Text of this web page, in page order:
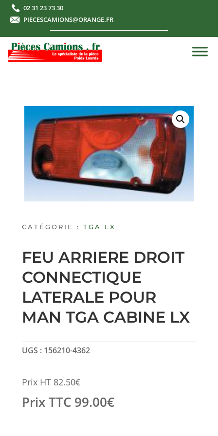
02 31 23 73 30
PIECESCAMIONS@ORANGE.FR
CATÉGORIE : TGA LX
FEU ARRIERE DROIT
CONNECTIQUE
LATERALE POUR
MAN TGA CABINE LX
UGS : 156210-4362
Prix HT 82.50€
Prix TTC 99.00€